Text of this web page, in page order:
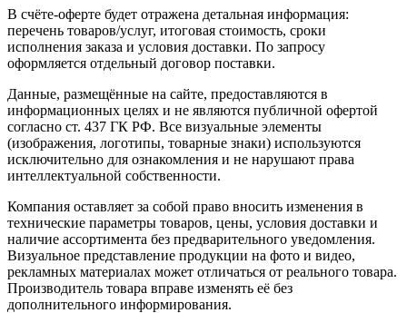
В счёте-оферте будет отражена детальная информация:
перечень товаров/услуг, итоговая стоимость, сроки
исполнения заказа и условия доставки. По запросу
оформляется отдельный договор поставки.
Данные, размещённые на сайте, предоставляются в
информационных целях и не являются публичной офертой
согласно ст. 437 ГК РФ. Все визуальные элементы
(изображения, логотипы, товарные знаки) используются
исключительно для ознакомления и не нарушают права
интеллектуальной собственности.
Компания оставляет за собой право вносить изменения в
технические параметры товаров, цены, условия доставки и
наличие ассортимента без предварительного уведомления.
Визуальное представление продукции на фото и видео,
рекламных материалах может отличаться от реального товара.
Производитель товара вправе изменять её без
дополнительного информирования.